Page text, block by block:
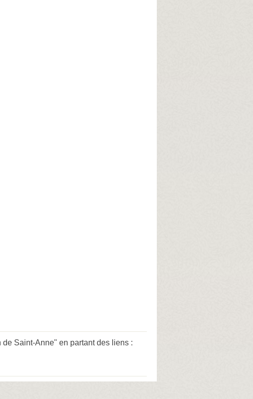
Saint-Anne" en partant des liens :